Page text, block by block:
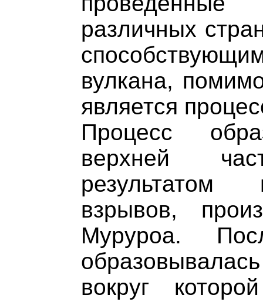
различных
вулкана,
является
Процесс
верхней
результатом
взрывов,
Муруроа.
вокруг